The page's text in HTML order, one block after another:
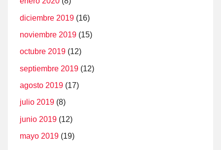
diciembre 2019 (16)
noviembre 2019 (15)
octubre 2019 (12)
septiembre 2019 (12)
agosto 2019 (17)
julio 2019 (8)
junio 2019 (12)
mayo 2019 (19)